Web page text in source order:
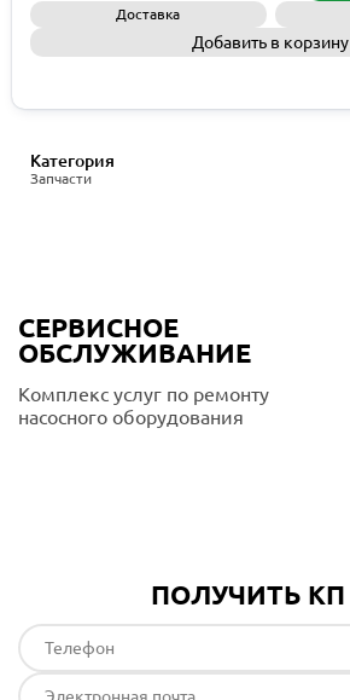
Доставка
Добавить в корзину
Запчасти
Категория
СЕРВИСНОЕ
ОБСЛУЖИВАНИЕ
Комплекс услуг по ремонту
насосного оборудования
ПОЛУЧИТЬ КП